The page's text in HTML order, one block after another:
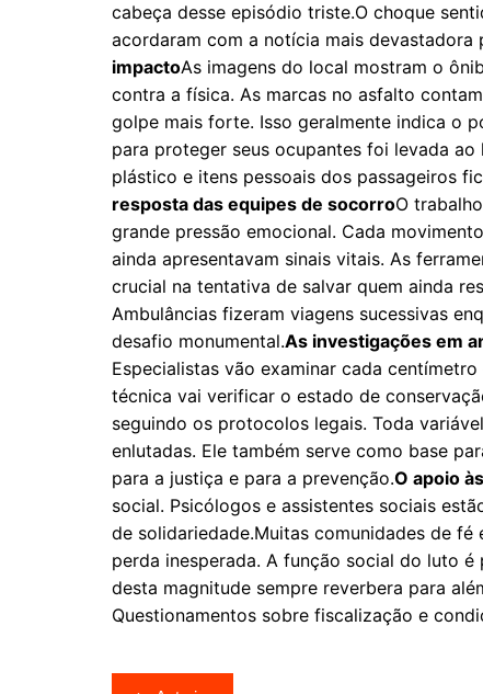
cabeça desse episódio triste.O choque
acordaram com a notícia mais devastadora
impactoAs imagens do local mostram o
contra a física. As marcas no asfalto
golpe mais forte. Isso geralmente indica o
para proteger seus ocupantes foi levada
plástico e itens pessoais dos passageiros
resposta das equipes de socorroO
grande pressão emocional. Cada
ainda apresentavam sinais vitais. As
crucial na tentativa de salvar quem ainda
Ambulâncias fizeram viagens sucessivas
desafio monumental.As investigações em
Especialistas vão examinar cada
técnica vai verificar o estado de
seguindo os protocolos legais. Toda
enlutadas. Ele também serve como base
para a justiça e para a prevenção.O apoio
social. Psicólogos e assistentes sociais
de solidariedade.Muitas comunidades de
perda inesperada. A função social do luto
desta magnitude sempre reverbera para
Questionamentos sobre fiscalização e